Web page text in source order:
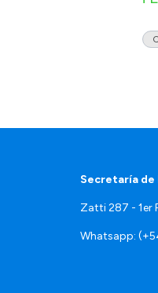
Secretaría de
Zatti 287 - 1er
Whatsapp: